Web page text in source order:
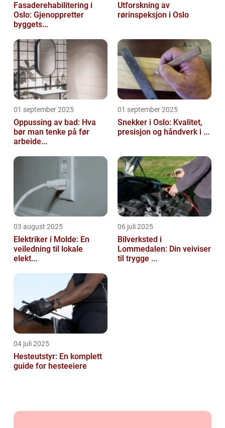
Fasaderehabilitering i
Oslo: Gjenoppretter
byggets...
Utforskning av
rørinspeksjon i Oslo
01 september 2025
Oppussing av bad: Hva
bør man tenke på før
arbeide...
01 september 2025
Snekker i Oslo: Kvalitet,
presisjon og håndverk i ...
03 august 2025
Elektriker i Molde: En
veiledning til lokale
elekt...
06 juli 2025
Bilverksted i
Lommedalen: Din veiviser
til trygge ...
04 juli 2025
Hesteutstyr: En komplett
guide for hesteeiere